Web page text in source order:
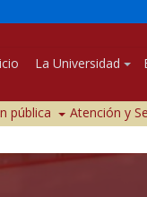
La Universidad
pública Atención y